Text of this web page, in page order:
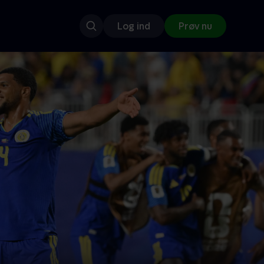
Log ind Prøv nu